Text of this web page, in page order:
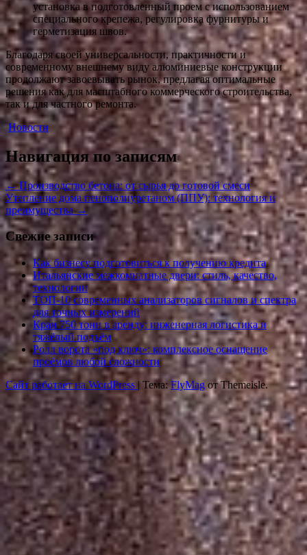
установка в подготовленный проем с использованием
специального крепежа, регулировка фурнитуры и
герметизация швов.
Благодаря своей универсальности, практичности и
современному внешнему виду алюминиевые конструкции
продолжают завоевывать рынок, предлагая оптимальные
решения как для масштабного коммерческого строительства,
так и для частного ремонта.
Новости
Навигация по записям
←Производство бетона: от сырья до готовой смеси
Утепление дома пенополиуретаном (ППУ): технология и
преимущества→
Свежие записи
Как бизнесу подготовиться к получению кредита
Итальянские межкомнатные двери: стиль, качество,
технологии
ТОП-10 современных анализаторов сигналов и спектра
для точных измерений
Кран 750 тонн в аренду: инженерная логистика и
тяжёлый подъём
Ролл ворота «под ключ»: комплексное оснащение
проёмов любой сложности
Сайт работает на WordPress | Тема:FlyMag от Themeisle.